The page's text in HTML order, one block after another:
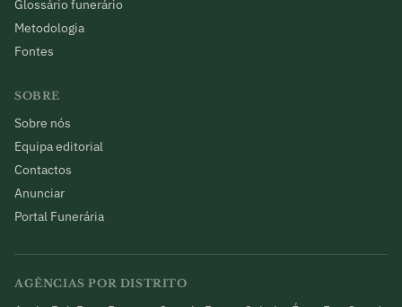
Glossário funerário
Metodologia
Fontes
SOBRE
Sobre nós
Equipa editorial
Contactos
Anunciar
Portal Funerária
AGÊNCIAS POR DISTRITO